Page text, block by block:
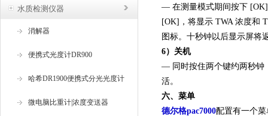
水质检测仪器
消解器
便携式光度计DR900
哈希DR1900便携式分光光度计
微电脑比重计|浓度变送器
— 在测量模式期间按下 [OK]
[OK]，将显示 TWA 浓度和
图标。十秒钟以后显示屏将
6）关机
— 同时按住两个键约两秒钟
活。
六、菜单
德尔格pac7000配置有一个